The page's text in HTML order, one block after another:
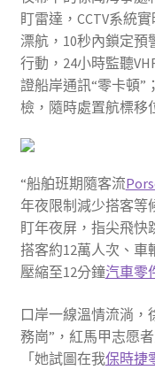
盯雷達，CCTV系統
漂航，10秒內鎖定預
行動，24小時監聽
證船岸通訊“零卡頓”
檢，隨時處置航標移
“船舶班期隨客流
年夜限制減少搭客等
盯年夜屏，指尖飛快
搭客約12萬人次、車
壓縮至12分鐘汽車零
口岸一線溫情流淌，
務崗”，紅馬甲志愿
「她試圖在我保時捷